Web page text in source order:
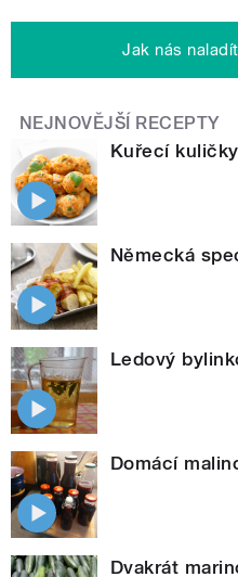
Jak nás
NEJNOVĚJŠÍ RECEPTY
Kuřecí
Německá
Ledový
Domácí
Dvakrát